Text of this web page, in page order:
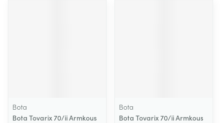
Bota
Bota Tovarix 70/ii Armkous
Bota
Bota Tovarix 70/ii Armkous